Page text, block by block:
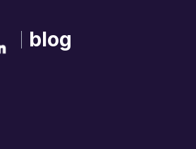
blog